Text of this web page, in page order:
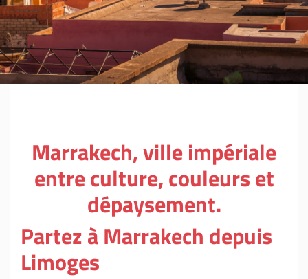
Marrakech, ville impériale
entre culture, couleurs et
dépaysement.
Partez à Marrakech depuis
Limoges